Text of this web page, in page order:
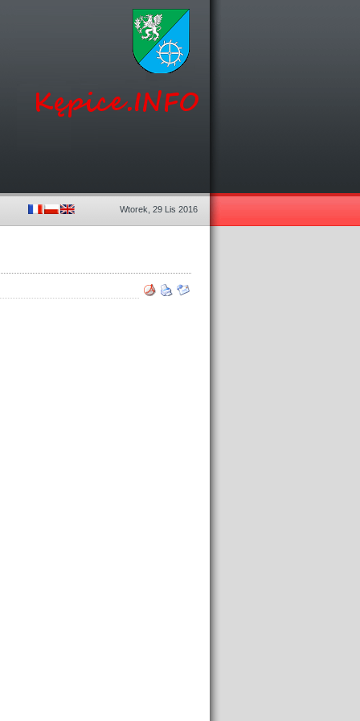
Wtorek, 29 Lis 2016